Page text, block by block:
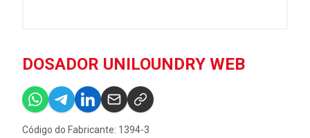
DOSADOR UNILOUNDRY WEB
Código do Fabricante: 1394-3